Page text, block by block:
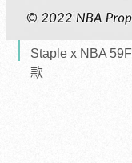
Staple x NBA
款